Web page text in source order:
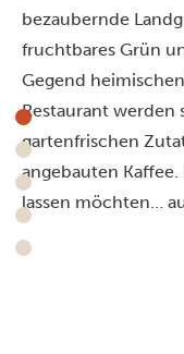
bezaubernde
fruchtbares Grün
Gegend
Restaurant werden
gartenfrischen
angebauten
lassen möchten…